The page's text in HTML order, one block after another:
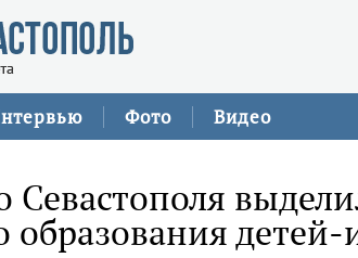
Фото Видео
Севастополя
образования детей-